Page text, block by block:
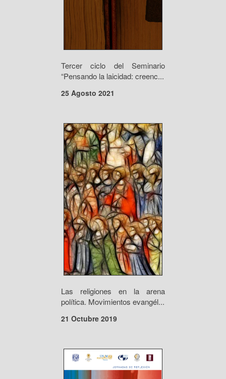
Tercer ciclo del Seminario
“Pensando la laicidad: creenc...
25 Agosto 2021
Las religiones en la arena
política. Movimientos evangél...
21 Octubre 2019